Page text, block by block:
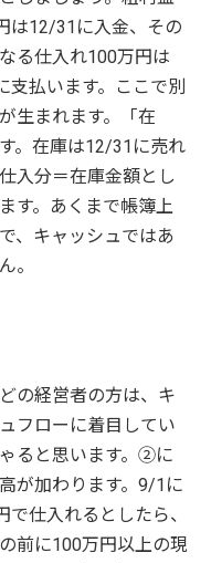
は12/31に入金、その
る仕入れ100万円は
支払います。ここで別
生まれます。「在
。在庫は12/31に売れ
入分＝在庫金額とし
す。あくまで帳簿上
、キャッシュではあ
。
の経営者の方は、キ
フローに着目してい
ると思います。②に
が加わります。9/1に
で仕入れるとしたら、
前に100万円以上の現